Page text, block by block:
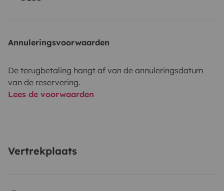
Annuleringsvoorwaarden
De terugbetaling hangt af van de annuleringsdatum
van de reservering.
Lees de voorwaarden
Vertrekplaats